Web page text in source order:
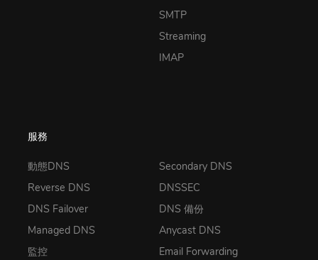
SMTP
Streaming
IMAP
服務
動態DNS
Reverse DNS
DNS Failover
Managed DNS
監控
Secondary DNS
DNSSEC
DNS 備份
Anycast DNS
Email Forwarding